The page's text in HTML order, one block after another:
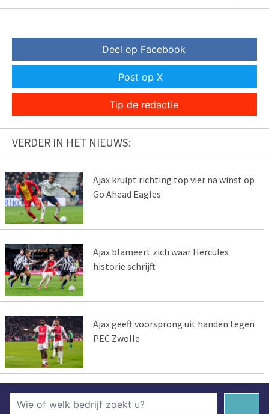
Deel op Facebook
Post op X
Tip de redactie
VERDER IN HET NIEUWS:
Ajax kruipt richting top vier na winst op
Go Ahead Eagles
Ajax blameert zich waar Hercules
historie schrijft
Ajax geeft voorsprong uit handen tegen
PEC Zwolle